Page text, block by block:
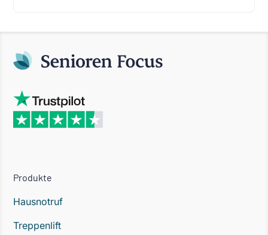
Produkte
Hausnotruf
Treppenlift